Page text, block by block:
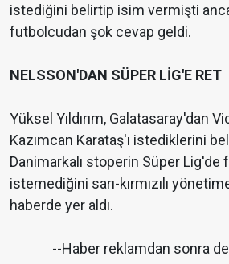
istediğini belirtip isim vermişti
futbolcudan şok cevap geldi.
NELSSON'DAN SÜPER LİG'E RET
Yüksel Yıldırım, Galatasaray'dan
Kazımcan Karataş'ı istediklerini
Danimarkalı stoperin Süper Lig'de
istemediğini sarı-kırmızılı
haberde yer aldı.
--Haber reklamdan sonra